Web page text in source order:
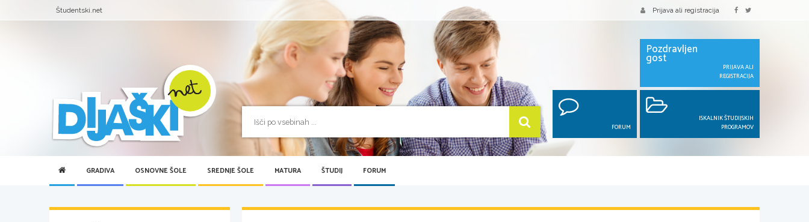
Študentski.net Prijava ali registracija
Pozdravljen
gost
PRIJAVA ALI
REGISTRACIJA
FORUM
ISKALNIK ŠTUDIJSKIH
PROGRAMOV
GRADIVA OSNOVNE ŠOLE SREDNJE ŠOLE MATURA ŠTUDIJ FORUM